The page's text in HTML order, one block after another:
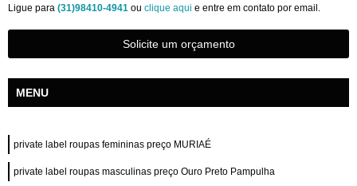
Ligue para (31)98410-4941 ou clique aqui e entre em contato por email.
Solicite um orçamento
MENU
private label roupas femininas preço MURIAÉ
private label roupas masculinas preço Ouro Preto Pampulha